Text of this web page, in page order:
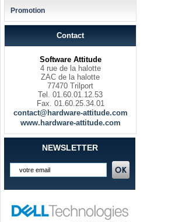
Promotion
Contact
Software Attitude
4 rue de la halotte
ZAC de la halotte
77470 Trilport
Tel. 01.60.01.12.53
Fax. 01.60.25.34.01
contact@hardware-attitude.com
www.hardware-attitude.com
NEWSLETTER